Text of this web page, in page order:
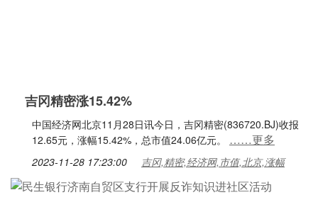
吉冈精密涨15.42%
中国经济网北京11月28日讯今日，吉冈精密(836720.BJ)收报
12.65元，涨幅15.42%，总市值24.06亿元。 ……更多
2023-11-28 17:23:00 吉冈,精密,经济网,市值,北京,涨幅